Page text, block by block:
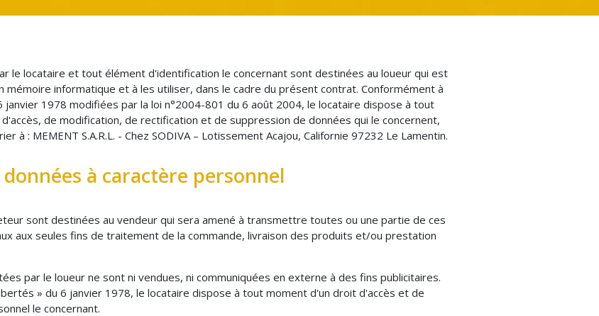
le locataire et tout élément d'identification le concernant sont destinées au loueur qui est
mémoire informatique et à les utiliser, dans le cadre du présent contrat. Conformément à
1978 modifiées par la loi n°2004-801 du 6 août 2004, le locataire dispose à tout
de modification, de rectification et de suppression de données qui le concernent,
à : MEMENT S.A.R.L. - Chez SODIVA – Lotissement Acajou, Californie 97232 Le Lamentin.
à caractère personnel
sont destinées au vendeur qui sera amené à transmettre toutes ou une partie de ces
aux seules fins de traitement de la commande, livraison des produits et/ou prestation
par le loueur ne sont ni vendues, ni communiquées en externe à des fins publicitaires.
» du 6 janvier 1978, le locataire dispose à tout moment d'un droit d'accès et de
le concernant.